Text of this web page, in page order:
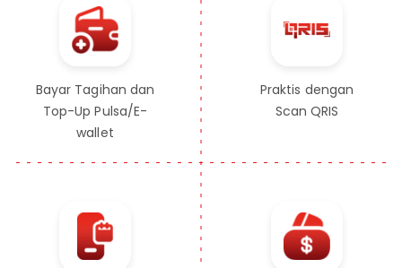
Bayar Tagihan dan
Top-Up Pulsa/E-
wallet
Praktis dengan
Scan QRIS